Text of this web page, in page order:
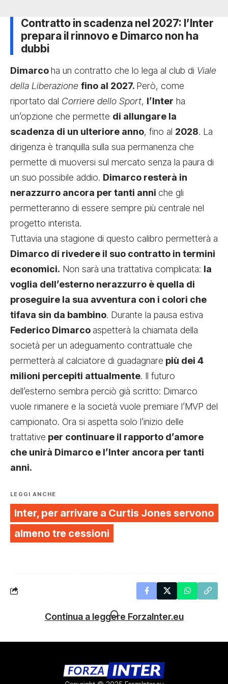
Contratto in scadenza nel 2027: l’Inter
prepara il rinnovo e Dimarco non ha
dubbi
Dimarcoha un contratto che lo lega al club di Viale
della Liberazione fino al 2027. Però, come
riportato dal Corriere dello Sport, l’Inter ha
un’opzione che permette di allungare la
scadenza di un ulteriore anno, fino al 2028. La
dirigenza è tranquilla sulla sua permanenza che
permette di muoversi sul mercato senza la paura di
un suo possibile addio. Dimarco resterà in
nerazzurro ancora per tanti anni che gli
permetteranno di essere sempre più centrale nel
progetto interista.
Tuttavia una stagione di questo calibro permetterà a
Dimarco di rivedere il suo contratto in termini
economici. Non sarà una trattativa complicata: la
voglia dell’esterno nerazzurro è quella di
proseguire la sua avventura con i colori che
tifava sin da bambino. Durante la pausa estiva
Federico Dimarco aspetterà la chiamata della
società per un adeguamento contrattuale che
permetterà al calciatore di guadagnare più dei 4
milioni percepiti attualmente. Il futuro
dell’esterno sembra perciò già scritto: Dimarco
vuole rimanere e la società vuole premiare l’MVP del
campionato. Ora si aspetta solo l’inizio delle
trattative per continuare il rapporto d’amore
che unirà Dimarco e l’Inter ancora per tanti
anni.
LEGGI ANCHE
Inter, per arrivare a Curtis Jones servono
almeno tre cessioni
Continua a leggere ForzaInter.eu